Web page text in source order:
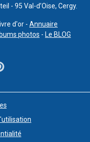
- 95 Val-d’Oise, Cergy.
d'or - Annuaire
photos - Le BLOG